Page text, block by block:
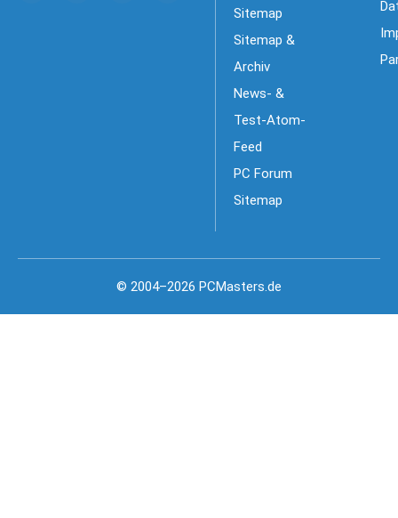
Sitemap
Sitemap &
Archiv
News- &
Test-Atom-
Feed
PC Forum
Sitemap
© 2004–2026 PCMasters.de